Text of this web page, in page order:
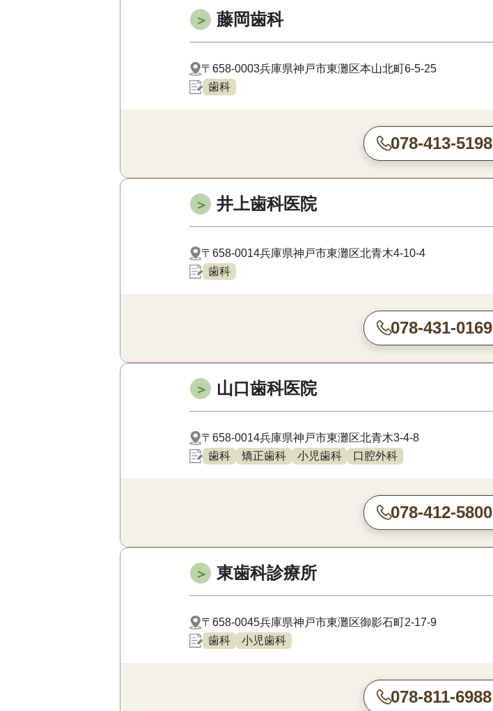
＞ 藤岡歯科
〒658-0003兵庫県神戸市東灘区本山北町6-5-25
歯科
078-413-5198
＞ 井上歯科医院
〒658-0014兵庫県神戸市東灘区北青木4-10-4
歯科
078-431-0169
＞ 山口歯科医院
〒658-0014兵庫県神戸市東灘区北青木3-4-8
歯科
矯正歯科 小児歯科 口腔外科
078-412-5800
＞ 東歯科診療所
〒658-0045兵庫県神戸市東灘区御影石町2-17-9
歯科
小児歯科
078-811-6988